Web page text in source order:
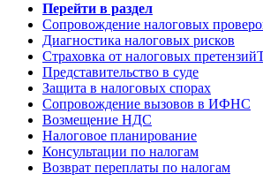
Перейти в раздел
Сопровождение налоговых
Диагностика налоговых рисков
Страховка от налоговых претензий
Представительство в суде
Защита в налоговых спорах
Сопровождение вызовов в ИФНС
Возмещение НДС
Налоговое планирование
Консультации по налогам
Возврат переплаты по налогам